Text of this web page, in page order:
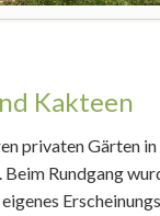
Kakteen
privaten
Rundgang